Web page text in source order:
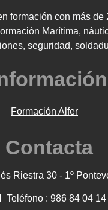
formación con más de
Marítima,
seguridad,
Formación Alfer
Contacta
Riestra 30 - 1º
Teléfono : 986 84 04 14